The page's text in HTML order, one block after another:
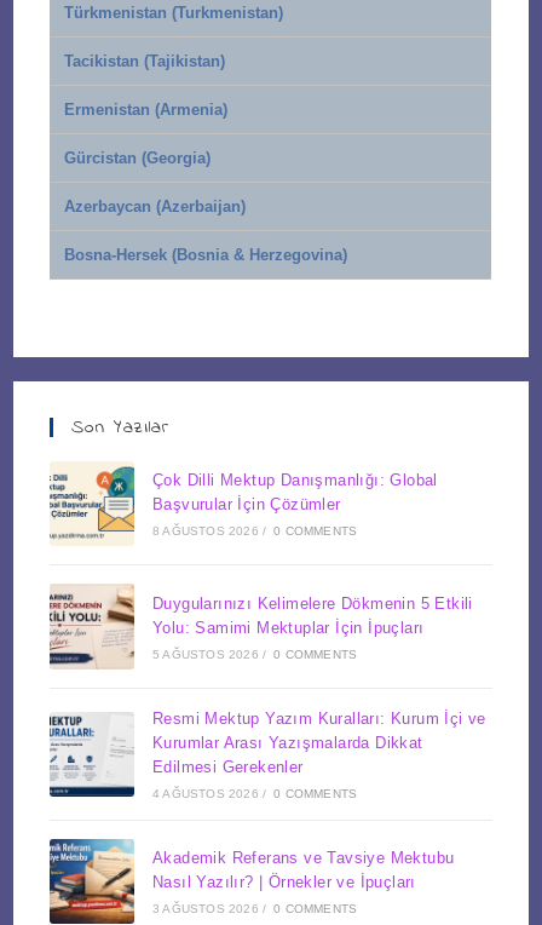
Türkmenistan (Turkmenistan)
Tacikistan (Tajikistan)
Ermenistan (Armenia)
Gürcistan (Georgia)
Azerbaycan (Azerbaijan)
Bosna-Hersek (Bosnia & Herzegovina)
Son Yazılar
Çok Dilli Mektup Danışmanlığı: Global
Başvurular İçin Çözümler
8 AĞUSTOS 2026 / 0 COMMENTS
Duygularınızı Kelimelere Dökmenin 5 Etkili
Yolu: Samimi Mektuplar İçin İpuçları
5 AĞUSTOS 2026 / 0 COMMENTS
Resmi Mektup Yazım Kuralları: Kurum İçi ve
Kurumlar Arası Yazışmalarda Dikkat
Edilmesi Gerekenler
4 AĞUSTOS 2026 / 0 COMMENTS
Akademik Referans ve Tavsiye Mektubu
Nasıl Yazılır? | Örnekler ve İpuçları
3 AĞUSTOS 2026 / 0 COMMENTS